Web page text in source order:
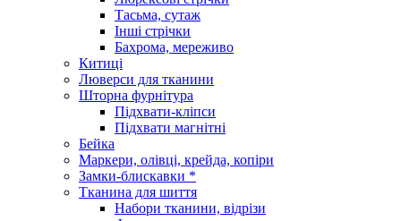
Тасьма, сутаж
Інші стрічки
Бахрома, мереживо
Китиці
Люверси для тканини
Шторна фурнітура
Підхвати-кліпси
Підхвати магнітні
Бейка
Маркери, олівці, крейда, копіри
Замки-блискавки *
Тканина для шиття
Набори тканини, відрізи